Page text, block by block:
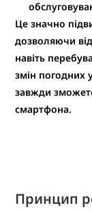
Це значно
дозволяючи
навіть
змін погодних
завжди
смартфона.
Принцип